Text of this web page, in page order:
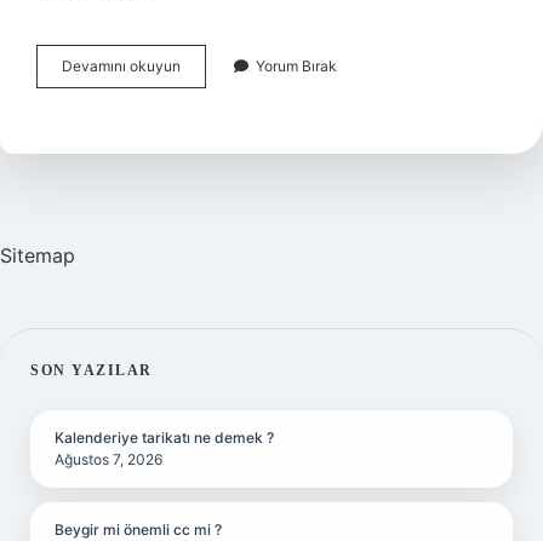
Devamını okuyun
Kaç
Sulanır
Yorum Bırak
Sitemap
SIDEBAR
SON YAZILAR
Kalenderiye tarikatı ne demek ?
Ağustos 7, 2026
Beygir mi önemli cc mi ?